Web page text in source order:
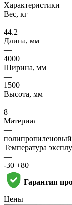
Характеристики
Вес, кг
—
44.2
Длина, мм
—
4000
Ширина, мм
—
1500
Высота, мм
—
8
Материал
—
Температура
—
-30 +80
Гарантия
Цены